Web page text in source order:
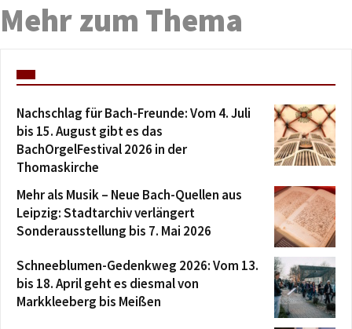
Mehr zum Thema
Nachschlag für Bach-Freunde: Vom 4. Juli
bis 15. August gibt es das
BachOrgelFestival 2026 in der
Thomaskirche
Mehr als Musik – Neue Bach-Quellen aus
Leipzig: Stadtarchiv verlängert
Sonderausstellung bis 7. Mai 2026
Schneeblumen-Gedenkweg 2026: Vom 13.
bis 18. April geht es diesmal von
Markkleeberg bis Meißen